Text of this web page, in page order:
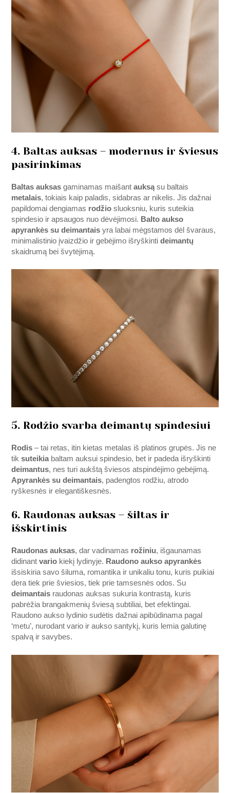
4. Baltas auksas – modernus ir šviesus
pasirinkimas
Baltas auksas gaminamas maišantauksą su baltais
metalais, tokiais kaip paladis, sidabras ar nikelis. Jis dažnai
papildomai dengiamas rodžio sluoksniu, kuris suteikia
spindesio ir apsaugos nuo dėvėjimosi. Balto aukso
apyrankės su deimantais yra labai mėgstamos dėl švaraus,
minimalistinio įvaizdžio ir gebėjimo išryškintideimantų
skaidrumą bei švytėjimą.
5. Rodžio svarba deimantų spindesiui
Rodis – tai retas, itin kietas metalas iš platinos grupės. Jis ne
tiksuteikia baltam auksui spindesio, bet ir padeda išryškinti
deimantus, nes turi aukštą šviesos atspindėjimo gebėjimą.
Apyrankės su deimantais, padengtos rodžiu, atrodo
ryškesnės ir elegantiškesnės.
6. Raudonas auksas – šiltas ir
išskirtinis
Raudonas auksas, dar vadinamas rožiniu, išgaunamas
didinantvario kiekį lydinyje. Raudono aukso apyrankės
išsiskiria savo šiluma, romantika ir unikaliu tonu, kuris puikiai
dera tiek prie šviesios, tiek prie tamsesnės odos. Su
deimantais raudonas auksas sukuria kontrastą, kuris
pabrėžia brangakmenių šviesą subtiliai, bet efektingai.
Raudono aukso lydinio sudėtis dažnai apibūdinama pagal
‘metu’, nurodant vario ir aukso santykį, kuris lemia galutinę
spalvą ir savybes.